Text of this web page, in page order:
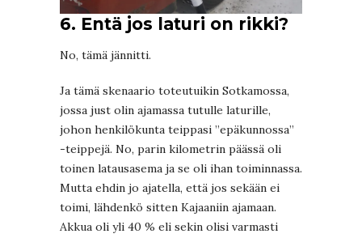
6. Entä jos laturi on rikki?
No, tämä jännitti.
Ja tämä skenaario toteutuikin Sotkamossa,
jossa just olin ajamassa tutulle laturille,
johon henkilökunta teippasi ”epäkunnossa”
-teippejä. No, parin kilometrin päässä oli
toinen latausasema ja se oli ihan toiminnassa.
Mutta ehdin jo ajatella, että jos sekään ei
toimi, lähdenkö sitten Kajaaniin ajamaan.
Akkua oli yli 40 % eli sekin olisi varmasti